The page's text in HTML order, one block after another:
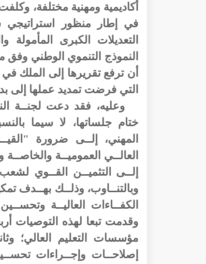
أكاديمية ومهنية مختلفة،
في إطار منظور استراتيجي
التعديلات الكبرى المأمولة
النموذج التنموي الوطني وفق
التي فرضت تمديد عملها إلى بداية
وعليه، فقد دعت لجنــة
ختام جلساتها، لا سيما
المهني، إلــى ضرورة
العالــي العموميــة
إلــى التثميــن القــوي
وبالتنــاوب، وذلــك بهــدف
الكفــاءات العاليــة
وقدمت تبعا لهذه التوصيات
مؤسسات التعليم العالي؛
إصلاحــات وإجــراءات